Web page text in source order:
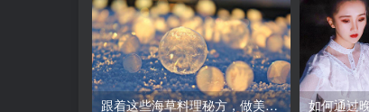
跟着这些海草料理秘方，做美食达人不是梦！